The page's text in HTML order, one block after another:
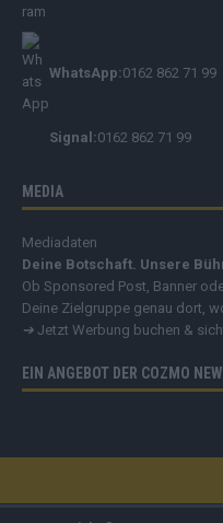
WhatsApp:0162 862 71 99
Signal:0162 862 71 99
MEDIA
Mediadaten
Deine Botschaft. Unsere
Ob Sponsored Post, Banner
Deine Zielgruppe genau dort,
➔ Jetzt Werbung buchen &
EIN ANGEBOT DER COZMO